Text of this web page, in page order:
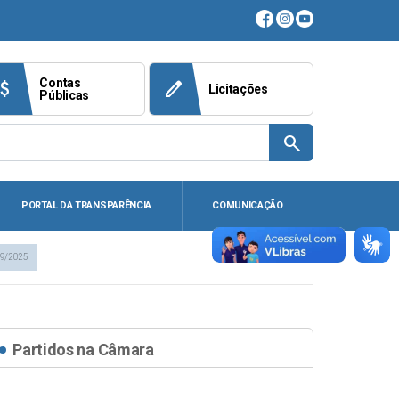
attach_money
Contas
Públicas
edit Licitações
search
PORTAL DA TRANSPARÊNCIA COMUNICAÇÃO
2025
Partidos na Câmara